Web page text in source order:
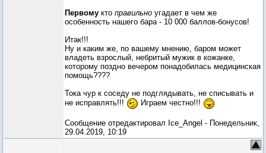
Первому кто правильно угадает в чем же
особенность нашего бара - 10 000 баллов-бонусов!
Итак!!!
Ну и каким же, по вашему мнению, баром может
владеть взрослый, небритый мужик в кожанке,
которому поздно вечером понадобилась медицинская
помощь????
Тока чур к соседу не подглядывать, не списывать и
не исправлять!!!
Играем честно!!!
Сообщение отредактировал Ice_Angel - Понедельник,
29.04.2019, 10:19